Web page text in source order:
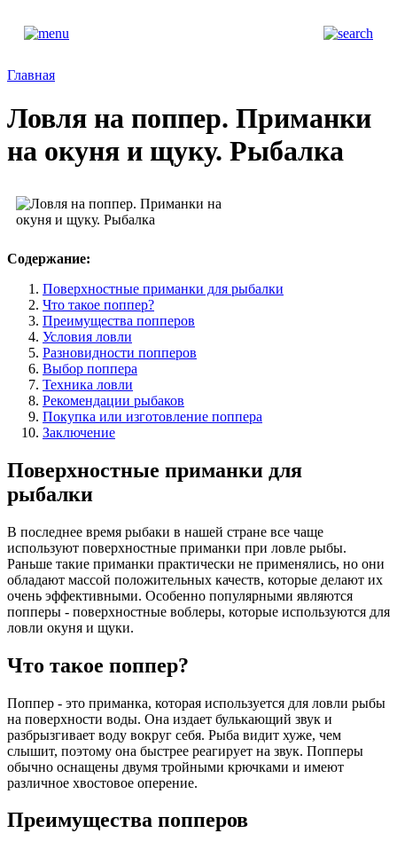
Главная
Ловля на поппер. Приманки
на окуня и щуку. Рыбалка
Содержание:
Поверхностные приманки для рыбалки
Что такое поппер?
Преимущества попперов
Условия ловли
Разновидности попперов
Выбор поппера
Техника ловли
Рекомендации рыбаков
Покупка или изготовление поппера
Заключение
Поверхностные приманки для
рыбалки
В последнее время рыбаки в нашей стране все чаще
используют поверхностные приманки при ловле рыбы.
Раньше такие приманки практически не применялись, но они
обладают массой положительных качеств, которые делают их
очень эффективными. Особенно популярными являются
попперы - поверхностные воблеры, которые используются для
ловли окуня и щуки.
Что такое поппер?
Поппер - это приманка, которая используется для ловли рыбы
на поверхности воды. Она издает булькающий звук и
разбрызгивает воду вокруг себя. Рыба видит хуже, чем
слышит, поэтому она быстрее реагирует на звук. Попперы
обычно оснащены двумя тройными крючками и имеют
различное хвостовое оперение.
Преимущества попперов